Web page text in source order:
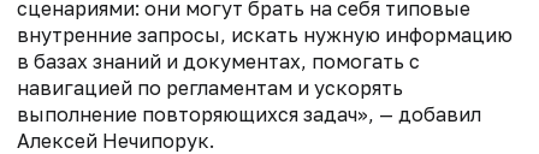
сценариями: они могут брать на себя типовые
внутренние запросы, искать нужную информацию
в базах знаний и документах, помогать с
навигацией по регламентам и ускорять
выполнение повторяющихся задач», — добавил
Алексей Нечипорук.